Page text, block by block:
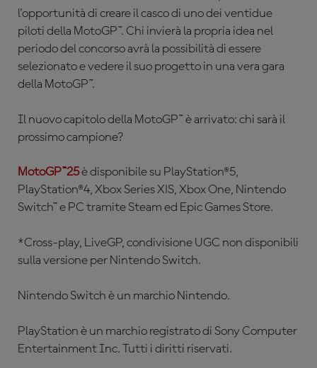
l'opportunità di creare il casco di uno dei ventidue
piloti della MotoGP™. Chi invierà la propria idea nel
periodo del concorso avrà la possibilità di essere
selezionato e vedere il suo progetto in una vera gara
della MotoGP™.
Il nuovo capitolo della MotoGP™ è arrivato: chi sarà il
prossimo campione?
MotoGP™25è disponibile su PlayStation®5,
PlayStation®4, Xbox Series X|S, Xbox One, Nintendo
Switch™ e PC tramite Steam ed Epic Games Store.
*Cross-play, LiveGP, condivisione UGC non disponibili
sulla versione per Nintendo Switch.
Nintendo Switch è un marchio Nintendo.
PlayStation è un marchio registrato di Sony Computer
Entertainment Inc. Tutti i diritti riservati.